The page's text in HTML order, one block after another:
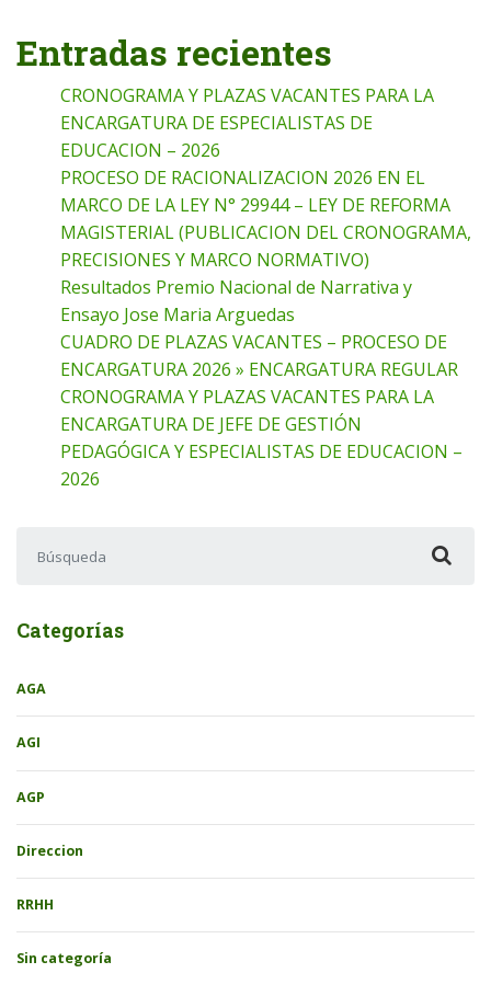
Entradas recientes
CRONOGRAMA Y PLAZAS VACANTES PARA LA
ENCARGATURA DE ESPECIALISTAS DE
EDUCACION – 2026
PROCESO DE RACIONALIZACION 2026 EN EL
MARCO DE LA LEY N° 29944 – LEY DE REFORMA
MAGISTERIAL (PUBLICACION DEL CRONOGRAMA,
PRECISIONES Y MARCO NORMATIVO)
Resultados Premio Nacional de Narrativa y
Ensayo Jose Maria Arguedas
CUADRO DE PLAZAS VACANTES – PROCESO DE
ENCARGATURA 2026 » ENCARGATURA REGULAR
CRONOGRAMA Y PLAZAS VACANTES PARA LA
ENCARGATURA DE JEFE DE GESTIÓN
PEDAGÓGICA Y ESPECIALISTAS DE EDUCACION –
2026
Categorías
AGA
AGI
AGP
Direccion
RRHH
Sin categoría